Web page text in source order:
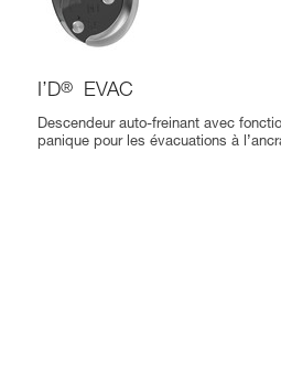
I’D® EVAC
Descendeur auto-freinant avec
panique pour les évacuations à